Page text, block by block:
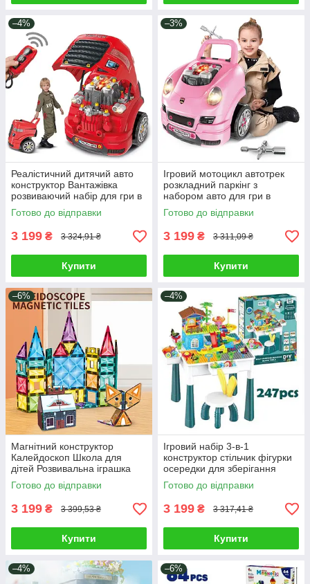
–4%
Реалістичний дитячий авто
конструктор Вантажівка
розвиваючий набір для гри в
автомеханіка вдома 61
деталь світло звук
Готово до відправки
3 199 ₴ 3 324,91 ₴
Купити
–3%
Ігровий мотоцикл автотрек
розкладний паркінг з
набором авто для гри в
гонщика 49 предметів 6
машинок світло звук пар
Готово до відправки
3 199 ₴ 3 311,09 ₴
Купити
–6%
Магнітний конструктор
Калейдоскоп Школа для
дітей Розвивальна іграшка
створення 3D фігур з
магнітних пластинок
Готово до відправки
3 199 ₴ 3 399,53 ₴
Купити
–4%
Ігровий набір 3-в-1
конструктор стільчик фігурки
осередки для зберігання
Дитячий
багатофункціональний
Готово до відправки
3 199 ₴ 3 317,41 ₴
Купити
–4% –6%